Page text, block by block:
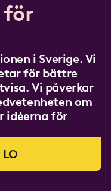
för
i Sverige. Vi
för bättre
Vi påverkar
om
idéerna för